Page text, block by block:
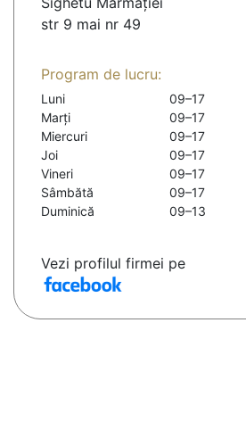
str 9 mai nr 49
Program de lucru:
Luni
09–17
Marți
09–17
Miercuri
09–17
Joi
09–17
Vineri
09–17
Sâmbătă
09–17
Duminică
09–13
Vezi profilul firmei pe